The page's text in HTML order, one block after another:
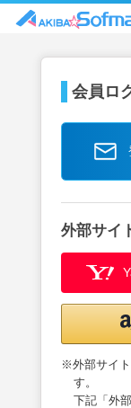
会員ロ
外部サイ
※外部サイ
す。
下記「外